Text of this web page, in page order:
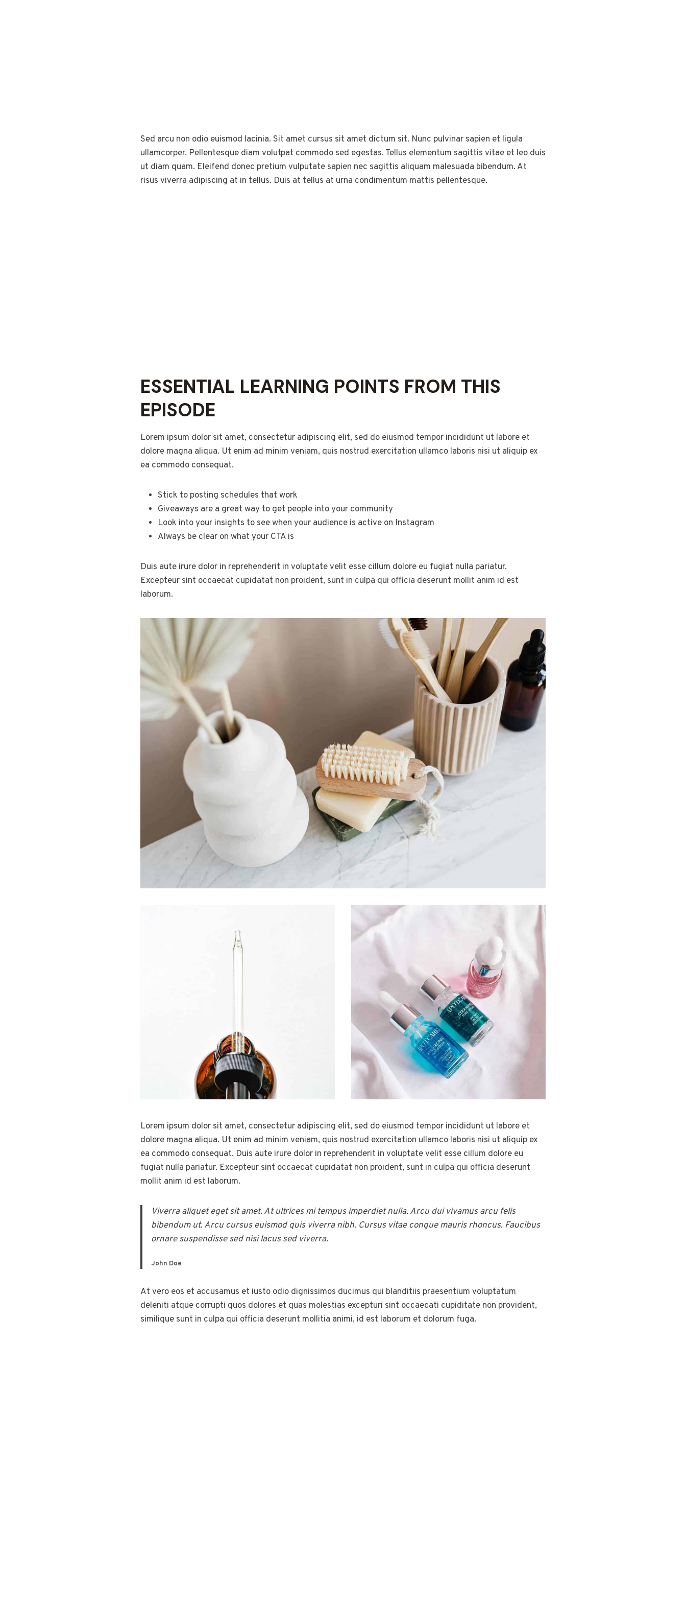
Sed arcu non odio euismod lacinia. Sit amet cursus sit amet dictum sit. Nunc pulvinar sapien et ligula
ullamcorper. Pellentesque diam volutpat commodo sed egestas. Tellus elementum sagittis vitae et leo duis
ut diam quam. Eleifend donec pretium vulputate sapien nec sagittis aliquam malesuada bibendum. At
risus viverra adipiscing at in tellus. Duis at tellus at urna condimentum mattis pellentesque.
ESSENTIAL LEARNING POINTS FROM THIS
EPISODE
Lorem ipsum dolor sit amet, consectetur adipiscing elit, sed do eiusmod tempor incididunt ut labore et
dolore magna aliqua. Ut enim ad minim veniam, quis nostrud exercitation ullamco laboris nisi ut aliquip ex
ea commodo consequat.
Stick to posting schedules that work
Giveaways are a great way to get people into your community
Look into your insights to see when your audience is active on Instagram
Always be clear on what your CTA is
Duis aute irure dolor in reprehenderit in voluptate velit esse cillum dolore eu fugiat nulla pariatur.
Excepteur sint occaecat cupidatat non proident, sunt in culpa qui officia deserunt mollit anim id est
laborum.
Lorem ipsum dolor sit amet, consectetur adipiscing elit, sed do eiusmod tempor incididunt ut labore et
dolore magna aliqua. Ut enim ad minim veniam, quis nostrud exercitation ullamco laboris nisi ut aliquip ex
ea commodo consequat. Duis aute irure dolor in reprehenderit in voluptate velit esse cillum dolore eu
fugiat nulla pariatur. Excepteur sint occaecat cupidatat non proident, sunt in culpa qui officia deserunt
mollit anim id est laborum.
Viverra aliquet eget sit amet. At ultrices mi tempus imperdiet nulla. Arcu dui vivamus arcu felis
bibendum ut. Arcu cursus euismod quis viverra nibh. Cursus vitae congue mauris rhoncus. Faucibus
ornare suspendisse sed nisi lacus sed viverra.
John Doe
At vero eos et accusamus et iusto odio dignissimos ducimus qui blanditiis praesentium voluptatum
deleniti atque corrupti quos dolores et quas molestias excepturi sint occaecati cupiditate non provident,
similique sunt in culpa qui officia deserunt mollitia animi, id est laborum et dolorum fuga.